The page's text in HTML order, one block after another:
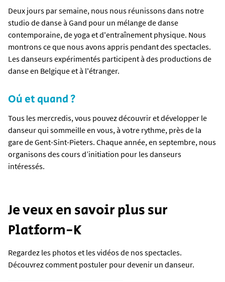
Deux jours par semaine, nous nous réunissons dans notre
studio de danse à Gand pour un mélange de danse
contemporaine, de yoga et d'entraînement physique. Nous
montrons ce que nous avons appris pendant des spectacles.
Les danseurs expérimentés participent à des productions de
danse en Belgique et à l'étranger.
Où et quand ?
Tous les mercredis, vous pouvez découvrir et développer le
danseur qui sommeille en vous, à votre rythme, près de la
gare de Gent-Sint-Pieters. Chaque année, en septembre, nous
organisons des cours d’initiation pour les danseurs
intéressés.
Je veux en savoir plus sur
Platform-K
Regardez les photos et les vidéos de nos spectacles.
Découvrez comment postuler pour devenir un danseur.